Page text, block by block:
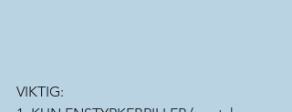
VIKTIG: